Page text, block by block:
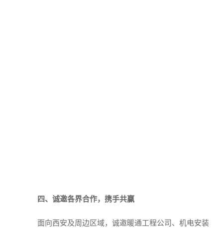
四、诚邀各界合作，携手共赢
面向西安及周边区域，诚邀暖通工程公司、机电安装